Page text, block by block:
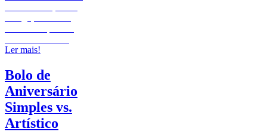
Ler mais!
Bolo de
Aniversário
Simples vs.
Artístico